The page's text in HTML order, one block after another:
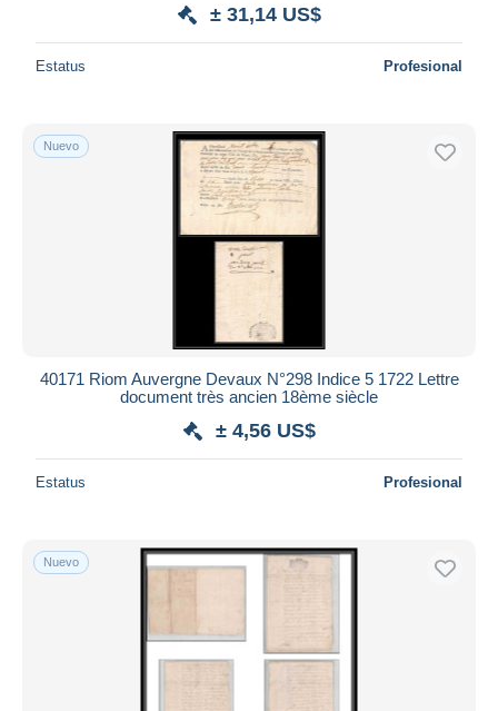
± 31,14 US$
Estatus Profesional
Nuevo
40171 Riom Auvergne Devaux N°298 Indice 5 1722 Lettre
document très ancien 18ème siècle
± 4,56 US$
Estatus Profesional
Nuevo